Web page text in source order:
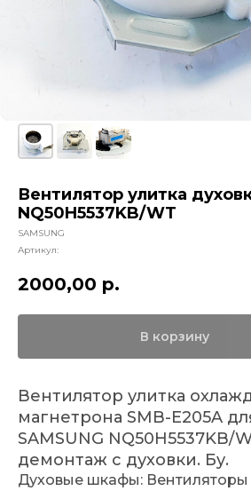
Вентилятор улитка
NQ50H5537KB/WT
SAMSUNG
Артикул:
2000,00 р.
В корзину
Вентилятор улитка
магнетрона SMB-E205A
SAMSUNG NQ50H5537KB/
демонтаж с духовки. Бу.
Духовые шкафы: Вентиляторы